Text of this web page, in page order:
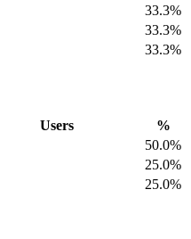
33.3%
33.3%
33.3%
Users
%
50.0%
25.0%
25.0%